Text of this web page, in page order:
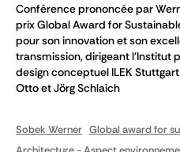
Conférence prononcée par
prix Global Award for
pour son innovation et son
transmission, dirigeant l'Institut
design conceptuel ILEK
Otto et Jörg Schlaich
Sobek Werner Global award for